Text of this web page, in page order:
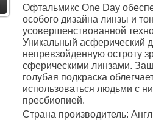
Офтальмикс One Day
особого дизайна линзы и
усовершенствованной
Уникальный асферический
непревзойденную остроту
сферическими линзами.
голубая подкраска
использоваться людьми с
пресбиопией.
Страна производитель: